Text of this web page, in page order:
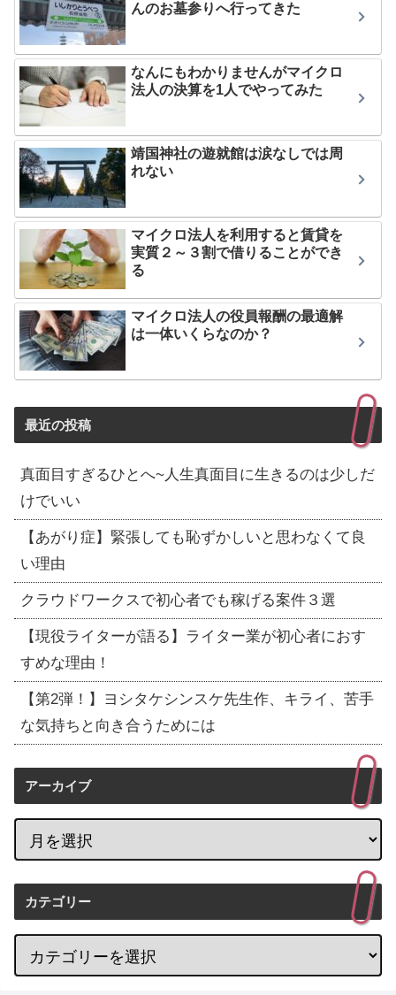
んのお墓参りへ行ってきた
なんにもわかりませんがマイクロ
法人の決算を1人でやってみた
靖国神社の遊就館は涙なしでは周
れない
マイクロ法人を利用すると賃貸を
実質２～３割で借りることができ
る
マイクロ法人の役員報酬の最適解
は一体いくらなのか？
最近の投稿
真面目すぎるひとへ~人生真面目に生きるのは少しだ
けでいい
【あがり症】緊張しても恥ずかしいと思わなくて良
い理由
クラウドワークスで初心者でも稼げる案件３選
【現役ライターが語る】ライター業が初心者におす
すめな理由！
【第2弾！】ヨシタケシンスケ先生作、キライ、苦手
な気持ちと向き合うためには
アーカイブ
カテゴリー